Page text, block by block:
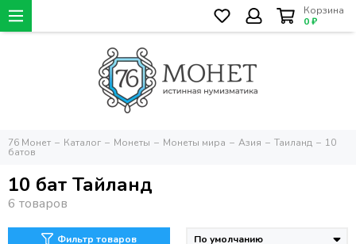
Корзина
0 ₽
76 Монет Каталог Монеты Монеты мира Азия Таиланд 10
батов
10 бат Тайланд
Фильтр товаров